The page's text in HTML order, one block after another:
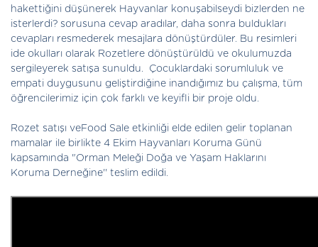
hakettiğini düşünerek Hayvanlar konuşabilseydi bizlerden ne
isterlerdi? sorusuna cevap aradılar, daha sonra buldukları
cevapları resmederek mesajlara dönüştürdüler. Bu resimleri
ide okulları olarak Rozetlere dönüştürüldü ve okulumuzda
sergileyerek satışa sunuldu. Çocuklardaki sorumluluk ve
empati duygusunu geliştirdiğine inandığımız bu çalışma, tüm
öğrencilerimiz için çok farklı ve keyifli bir proje oldu.
Rozet satışı veFood Sale etkinliği elde edilen gelir toplanan
mamalar ile birlikte 4 Ekim Hayvanları Koruma Günü
kapsamında "Orman Meleği Doğa ve Yaşam Haklarını
Koruma Derneğine'' teslim edildi.